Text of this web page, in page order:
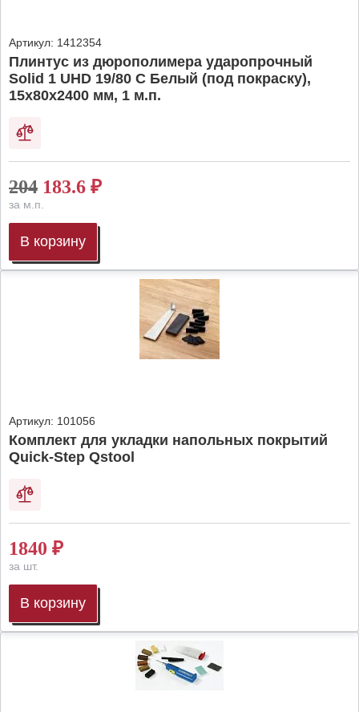
Артикул: 1412354
Плинтус из дюрополимера ударопрочный
Solid 1 UHD 19/80 C Белый (под покраску),
15х80х2400 мм, 1 м.п.
204 183.6 ₽
за м.п.
В корзину
Артикул: 101056
Комплект для укладки напольных покрытий
Quick-Step Qstool
1840 ₽
за шт.
В корзину